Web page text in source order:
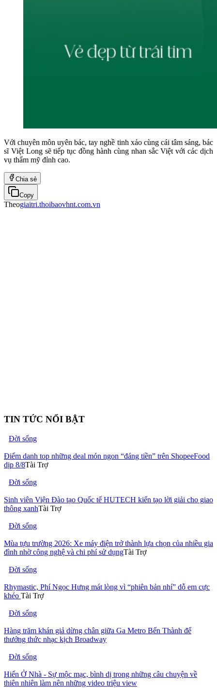
Với chuyên môn uyên bác, tay nghề tinh xảo cùng cái tâm sáng, bác
sĩ Việt Long sẽ tiếp tục đồng hành cùng nhan sắc Việt với các dịch
vụ thẩm mỹ đỉnh cao.
Chia sẻ
Copy
Theogiaitri.thoibaovhnt.com.vn
TIN TỨC NỔI BẬT
Đời sống
Điểm danh top những deal món ngon “đáng tiền” trên ShopeeFood
dịp 8/8Tài Trợ
Đời sống
Sinh viên Viện Đào tạo Quốc tế HUTECH kiến tạo lời giải cho giao
thông xanhTài Trợ
Đời sống
Mùa tựu trường 2026: Xe máy điện trở thành lựa chọn của nhiều gia
đình nhờ công nghệ và chi phí sử dụngTài Trợ
Đời sống
Rhymastic, Phí Ngọc Hưng mát lòng vì “phiên bản nhí” dỗ em cực
khéo Tài Trợ
Đời sống
Hàng trăm khán giả dừng chân giữa Ga Metro Bến Thành để
thưởng thức nhạc kịch Broadway
Đời sống
Hiển Ở Nhà - Sự mộc mạc, bình dị trong những câu chuyện về
thiên nhiên làm nên những video triệu view